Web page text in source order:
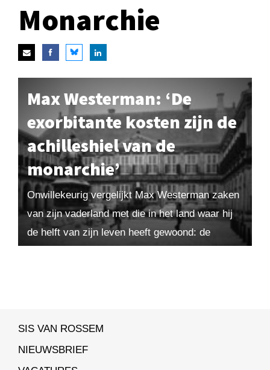
Monarchie
Max Westerman: ‘De
exorbitante kosten zijn de
achilleshiel van de
monarchie’
Onwillekeurig vergelijkt Max Westerman zaken
van zijn vaderland met die in het land waar hij
de helft van zijn leven heeft gewoond: de
SIS VAN ROSSEM
NIEUWSBRIEF